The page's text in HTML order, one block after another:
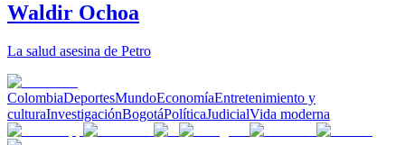
Waldir Ochoa
La salud asesina de Petro
ColombiaDeportesMundoEconomíaEntretenimiento y
culturaInvestigaciónBogotáPolíticaJudicialVida moderna